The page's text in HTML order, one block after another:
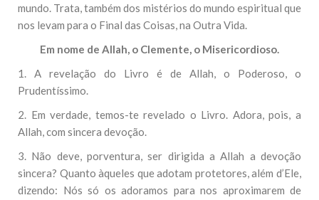
mundo. Trata, também dos mistérios do mundo espiritual que
nos levam para o Final das Coisas, na Outra Vida.
Em nome de Allah, o Clemente, o Misericordioso.
1. A revelação do Livro é de Allah, o Poderoso, o
Prudentíssimo.
2. Em verdade, temos-te revelado o Livro. Adora, pois, a
Allah, com sincera devoção.
3. Não deve, porventura, ser dirigida a Allah a devoção
sincera? Quanto àqueles que adotam protetores, além d’Ele,
dizendo: Nós só os adoramos para nos aproximarem de